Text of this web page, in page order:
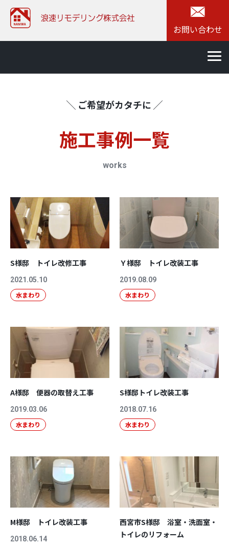
お問い合わせ
╲ ご希望がカタチに ╱
施⼯事例一覧
works
S様邸 トイレ改修工事
2021.05.10
水まわり
Ｙ様邸 トイレ改装工事
2019.08.09
水まわり
A様邸 便器の取替え工事
2019.03.06
水まわり
S様邸トイレ改装工事
2018.07.16
水まわり
M様邸 トイレ改装工事
2018.06.14
西宮市S様邸 浴室・洗面室・
トイレのリフォーム